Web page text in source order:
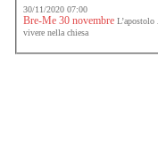
30/11/2020 07:00
Bre-Me 30 novembre L’apostolo
vivere nella chiesa